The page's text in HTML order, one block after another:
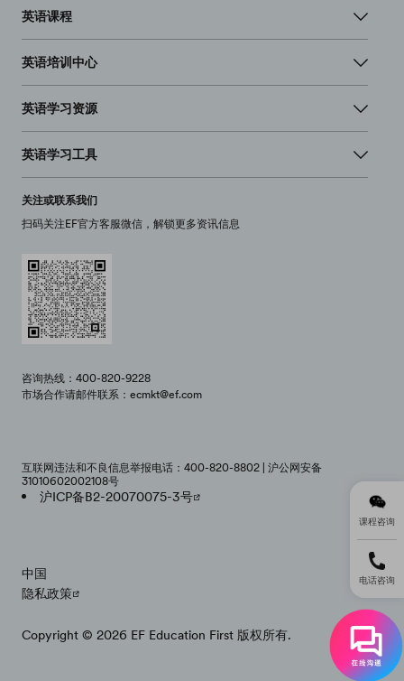
英语课程
英语培训中心
英语学习资源
英语学习工具
关注或联系我们
扫码关注EF官方客服微信，解锁更多资讯信息
咨询热线：400-820-9228
市场合作请邮件联系：ecmkt@ef.com
互联网违法和不良信息举报电话：400-820-8802 | 沪公网安备
31010602002108号
沪ICP备B2-20070075-3号
中国
隐私政策
Copyright © 2026 EF Education First 版权所有.
课程咨询
电话咨询